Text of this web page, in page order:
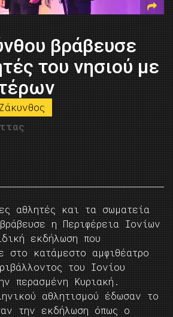
βράβευσε
του νησιού με
αθλητές και τα σωματεία
η Περιφέρεια Ιονίων
εκδήλωση που
στο κατάμεστο αμφιθέατρο
του Ιονίου
περασμένη Κυριακή.
αθλητισμού έδωσαν το
την εκδήλωση όπως ο